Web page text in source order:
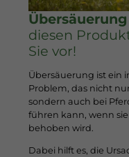
diesen
Sie vor!
Übersäuerung ist ein
Problem, das nicht
sondern auch bei
führen kann, wenn
behoben wird.
Dabei hilft es, die